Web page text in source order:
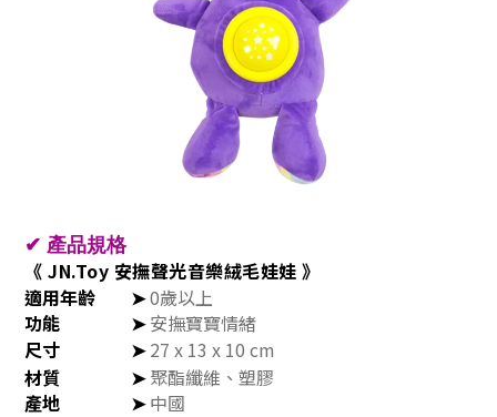
✔ 產品規格
《 JN.Toy 安撫聲光音樂絨毛娃娃 》
適用年齡
➤0歲以上
功能
➤安撫寶寶情緒
尺寸
➤27 x 13 x 10 cm
材質
➤聚酯纖維、塑膠
產地
➤中國